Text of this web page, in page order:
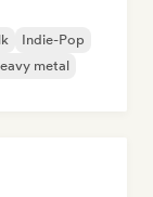
Indie-Pop
metal